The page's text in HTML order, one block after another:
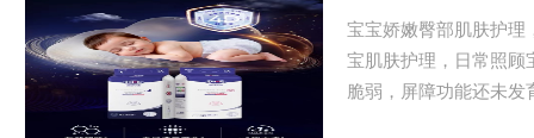
宝宝娇嫩臀部肌肤护理
宝肌肤护理，日常照顾
脆弱，屏障功能还未发